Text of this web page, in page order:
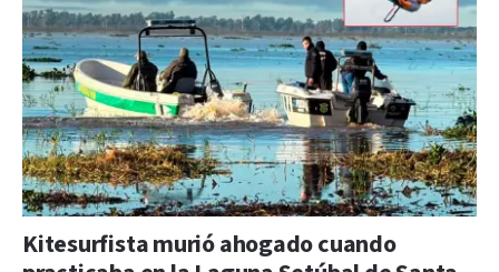
Kitesurfista murió ahogado cuando